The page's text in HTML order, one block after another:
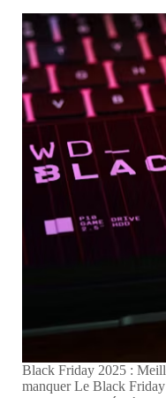
Black Friday 2025 :
manquer Le Black